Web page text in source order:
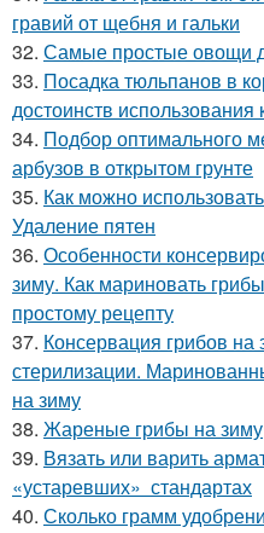
гравий от щебня и гальки
32. Самые простые овощи
33. Посадка тюльпанов в
достоинств использования
34. Подбор оптимального
арбузов в открытом грунте
35. Как можно
Удаление пятен
36. Особенности
зиму. Как мариновать
простому рецепту
37. Консервация грибов на
стерилизации.
на зиму
38. Жареные грибы на зиму
39. Вязать или варить
«устаревших» стандартах
40. Сколько грамм